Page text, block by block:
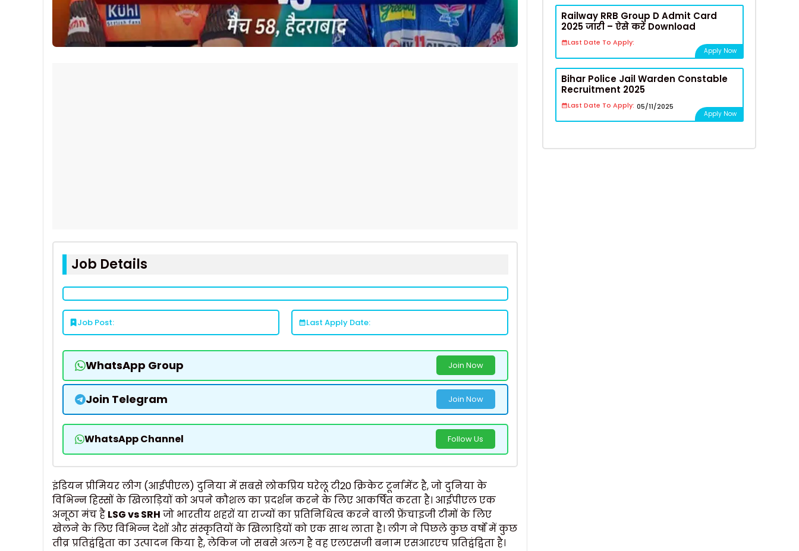
Job Details
Job Post: Last Apply Date:
WhatsApp Group Join Now
Join Telegram Join Now
WhatsApp Channel Follow Us
इंडियन प्रीमियर लीग (आईपीएल) दुनिया में सबसे लोकप्रिय घरेलू टी20 क्रिकेट टूर्नामेंट है, जो दुनिया के
विभिन्न हिस्सों के खिलाड़ियों को अपने कौशल का प्रदर्शन करने के लिए आकर्षित करता है। आईपीएल एक
अनूठा मंच है LSG vs SRH जो भारतीय शहरों या राज्यों का प्रतिनिधित्व करने वाली फ्रेंचाइजी टीमों के लिए
खेलने के लिए विभिन्न देशों और संस्कृतियों के खिलाड़ियों को एक साथ लाता है। लीग ने पिछले कुछ वर्षों में कुछ
तीव्र प्रतिद्वंद्विता का उत्पादन किया है, लेकिन जो सबसे अलग है वह एलएसजी बनाम एसआरएच प्रतिद्वंद्विता है।
Railway RRB Group D Admit Card
2025 जारी – ऐसे करें Download
Last Date To Apply:
Apply Now
Bihar Police Jail Warden Constable
Recruitment 2025
Last Date To Apply: 05/11/2025
Apply Now